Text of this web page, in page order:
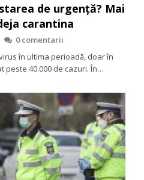
de urgență? Mai
carantina
0 comentarii
în ultima perioadă, doar în
peste 40.000 de cazuri. În…